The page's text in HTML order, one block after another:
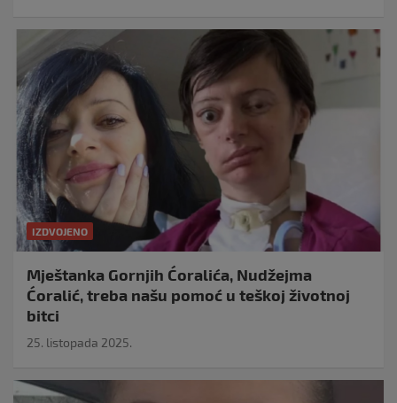
IZDVOJENO
Mještanka Gornjih Ćoralića, Nudžejma
Ćoralić, treba našu pomoć u teškoj životnoj
bitci
25. listopada 2025.